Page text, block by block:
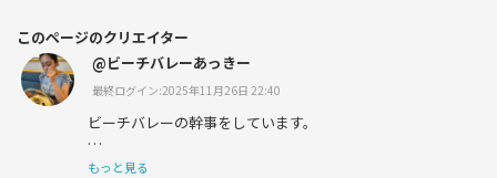
このページのクリエイター
@ビーチバレーあっきー
最終ログイン:2025年11月26日 22:40
ビーチバレーの幹事をしています。
もっと見る